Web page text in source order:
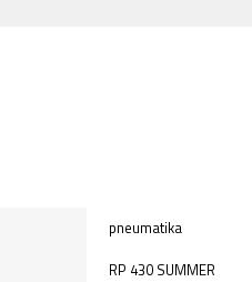
pneumatika
RP 430 SUMMER